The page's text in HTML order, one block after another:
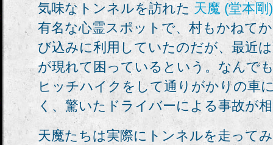
気味なトンネルを訪れた 天魔 (堂本剛)
有名な心霊スポットで、村もかねて
び込みに利用していたのだが、最近
が現れて困っているという。なんで
ヒッチハイクをして通りがかりの車
く、驚いたドライバーによる事故が
天魔たちは実際にトンネルを走って